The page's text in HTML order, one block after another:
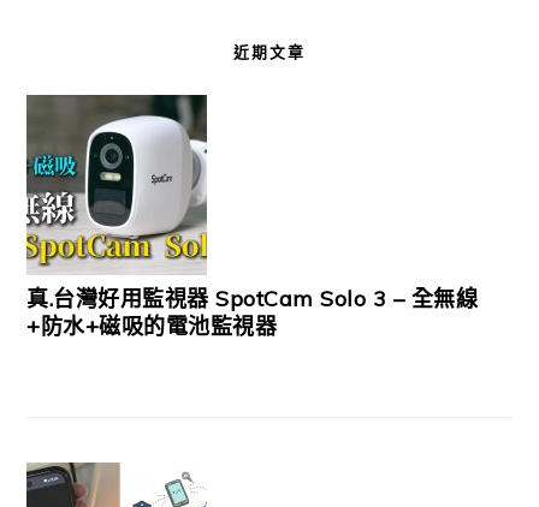
近期文章
真.台灣好用監視器 SpotCam Solo 3 – 全無線
+防水+磁吸的電池監視器